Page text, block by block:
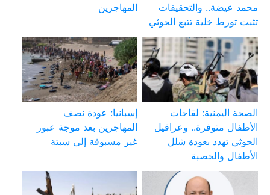
محمد عيضة.. والتحقيقات
تثبت تورط خلية تتبع الحوثي
المهاجرين
الصحة اليمنية: لقاحات
الأطفال متوفرة.. وعراقيل
الحوثي تهدد بعودة شلل
الأطفال والحصبة
إسبانيا: عودة نصف
المهاجرين بعد موجة عبور
غير مسبوقة إلى سبتة